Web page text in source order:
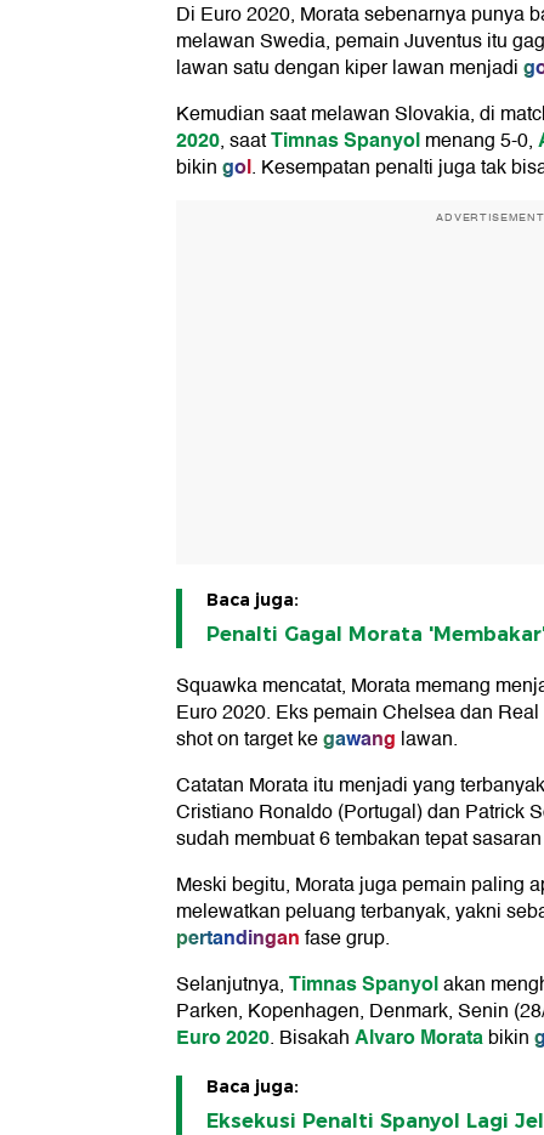
Di Euro 2020, Morata sebenarnya punya
melawan Swedia, pemain Juventus itu
lawan satu dengan kiper lawan menjadi
Kemudian saat melawan Slovakia, di
2020, saatTimnas Spanyolmenang 5-0,
bikingol. Kesempatan penalti juga tak
ADVERTISEMENT
Baca juga:
Penalti Gagal Morata
Squawka mencatat, Morata memang
Euro 2020. Eks pemain Chelsea dan
shot on target kegawang lawan.
Catatan Morata itu menjadi yang
Cristiano Ronaldo (Portugal) dan Patrick
sudah membuat 6 tembakan tepat
Meski begitu, Morata juga pemain paling
melewatkan peluang terbanyak, yakni
pertandinganfase grup.
Selanjutnya,Timnas Spanyolakan
Parken, Kopenhagen, Denmark, Senin
Euro 2020. BisakahAlvaro Moratabikin
Baca juga:
Eksekusi Penalti Spanyol Lagi